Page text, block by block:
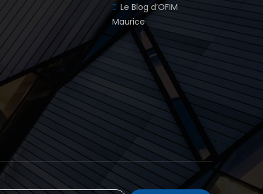
Le Blog d’OFIM
Maurice